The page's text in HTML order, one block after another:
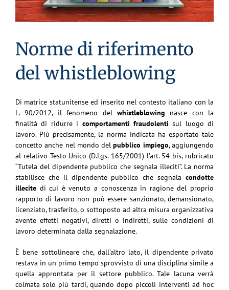
Norme di riferimento
del whistleblowing
Di matrice statunitense ed inserito nel contesto italiano con la
L. 90/2012, il fenomeno del whistleblowing nasce con la
finalità di ridurre i comportamenti fraudolenti sul luogo di
lavoro. Più precisamente, la norma indicata ha esportato tale
concetto anche nel mondo del pubblico impiego, aggiungendo
al relativo Testo Unico (D.Lgs. 165/2001) l’art. 54 bis, rubricato
“Tutela del dipendente pubblico che segnala illeciti”. La norma
stabilisce che il dipendente pubblico che segnala condotte
illecite di cui è venuto a conoscenza in ragione del proprio
rapporto di lavoro non può essere sanzionato, demansionato,
licenziato, trasferito, o sottoposto ad altra misura organizzativa
avente effetti negativi, diretti o indiretti, sulle condizioni di
lavoro determinata dalla segnalazione.
È bene sottolineare che, dall’altro lato, il dipendente privato
restava in un primo tempo sprovvisto di una disciplina simile a
quella approntata per il settore pubblico. Tale lacuna verrà
colmata solo più tardi, quando dopo piccoli interventi ad hoc